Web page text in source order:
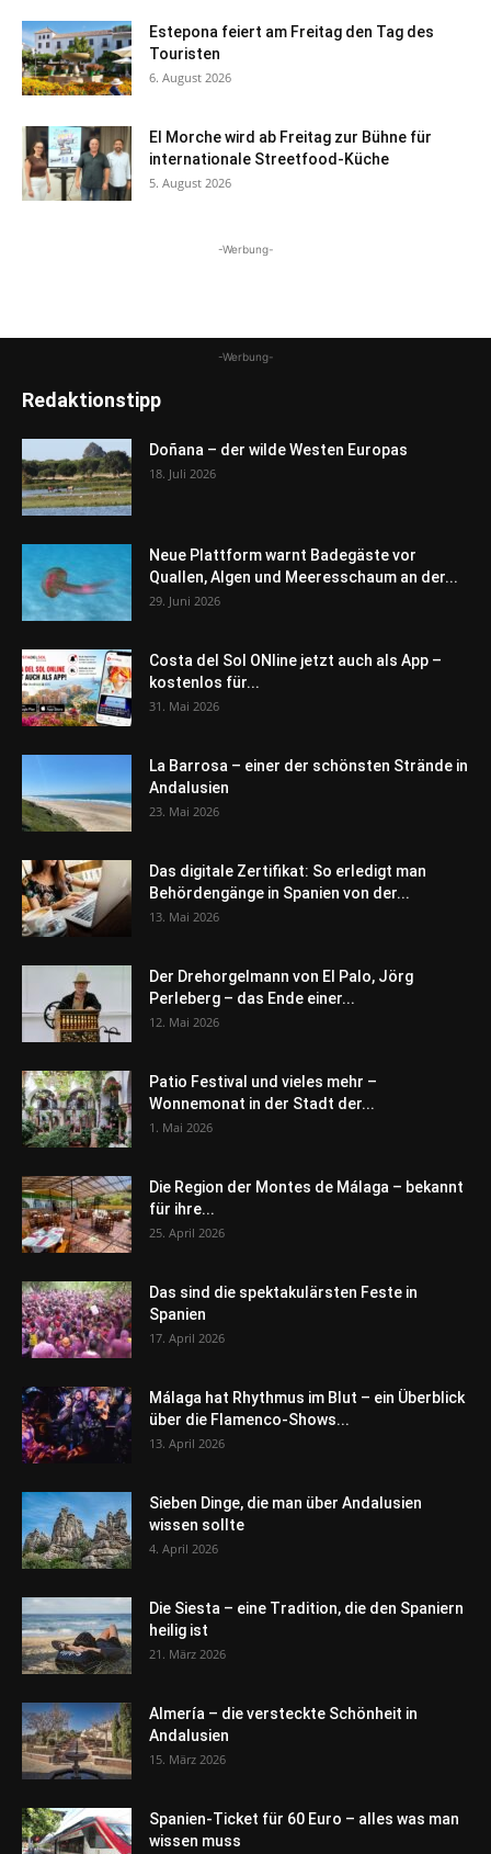
Estepona feiert am Freitag den Tag des
Touristen
6. August 2026
El Morche wird ab Freitag zur Bühne für
internationale Streetfood-Küche
5. August 2026
-Werbung-
-Werbung-
Redaktionstipp
Doñana – der wilde Westen Europas
18. Juli 2026
Neue Plattform warnt Badegäste vor
Quallen, Algen und Meeresschaum an der...
29. Juni 2026
Costa del Sol ONline jetzt auch als App –
kostenlos für...
31. Mai 2026
La Barrosa – einer der schönsten Strände in
Andalusien
23. Mai 2026
Das digitale Zertifikat: So erledigt man
Behördengänge in Spanien von der...
13. Mai 2026
Der Drehorgelmann von El Palo, Jörg
Perleberg – das Ende einer...
12. Mai 2026
Patio Festival und vieles mehr –
Wonnemonat in der Stadt der...
1. Mai 2026
Die Region der Montes de Málaga – bekannt
für ihre...
25. April 2026
Das sind die spektakulärsten Feste in
Spanien
17. April 2026
Málaga hat Rhythmus im Blut – ein Überblick
über die Flamenco-Shows...
13. April 2026
Sieben Dinge, die man über Andalusien
wissen sollte
4. April 2026
Die Siesta – eine Tradition, die den Spaniern
heilig ist
21. März 2026
Almería – die versteckte Schönheit in
Andalusien
15. März 2026
Spanien-Ticket für 60 Euro – alles was man
wissen muss